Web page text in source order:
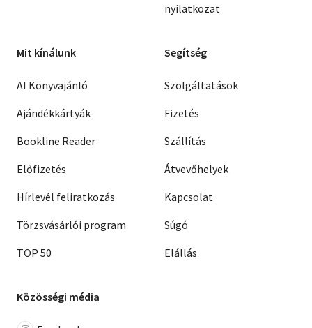
nyilatkozat
Mit kínálunk
AI Könyvajánló
Ajándékkártyák
Bookline Reader
Előfizetés
Hírlevél feliratkozás
Törzsvásárlói program
TOP 50
Segítség
Szolgáltatások
Fizetés
Szállítás
Átvevőhelyek
Kapcsolat
Súgó
Elállás
Közösségi média